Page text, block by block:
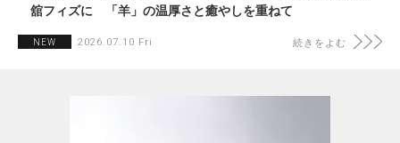
舘フィズに 「羊」の温厚さと癒やしを重ねて
NEW 2026.07.10 Fri 続きをよむ